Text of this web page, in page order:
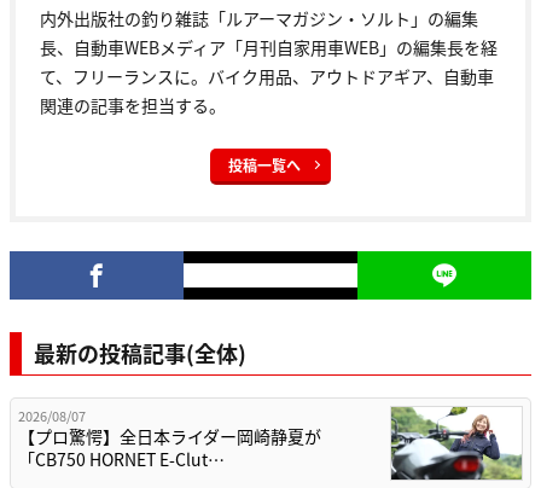
内外出版社の釣り雑誌「ルアーマガジン・ソルト」の編集
長、自動車WEBメディア「月刊自家用車WEB」の編集長を経
て、フリーランスに。バイク用品、アウトドアギア、自動車
関連の記事を担当する。
投稿一覧へ
最新の投稿記事(全体)
2026/08/07
【プロ驚愕】全日本ライダー岡崎静夏が
「CB750 HORNET E-Clut…